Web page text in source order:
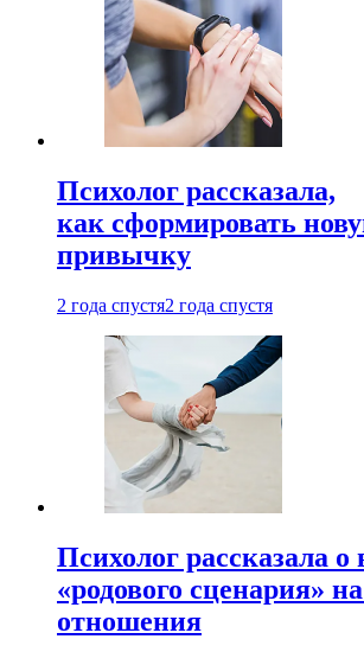
Психолог рассказала,
как сформировать
привычку
2 года спустя2 года спустя
Психолог рассказала
«родового сценария»
отношения